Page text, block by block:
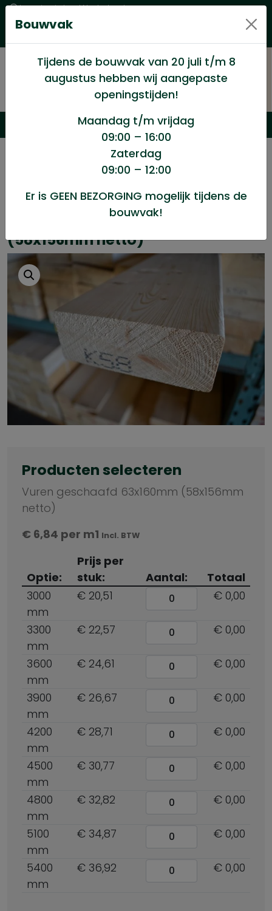
Levering in heel Nederland
Goede kwaliteitsproducten met een eerlijke prijs
Vurenhout
/
Vuren geschaafd 63x160mm (58x156mm netto)
Vuren geschaafd 63x160mm
(58x156mm netto)
Producten selecteren
Vuren geschaafd 63x160mm (58x156mm
netto)
€ 6,84 per m1 Incl. BTW
Optie:
Prijs per
stuk:
Aantal:
Totaal
3000
mm
€ 20,51 € 0,00
3300
mm
€ 22,57 € 0,00
3600
mm
€ 24,61 € 0,00
3900
mm
€ 26,67 € 0,00
4200
mm
€ 28,71 € 0,00
4500
mm
€ 30,77 € 0,00
4800
mm
€ 32,82 € 0,00
5100
mm
€ 34,87 € 0,00
5400
mm
€ 36,92 € 0,00
Bouwvak
Tijdens de bouwvak van 20 juli t/m 8
augustus hebben wij aangepaste
openingstijden!
Maandag t/m vrijdag
09:00 – 16:00
Zaterdag
09:00 – 12:00
Er is GEEN BEZORGING mogelijk tijdens de
bouwvak!